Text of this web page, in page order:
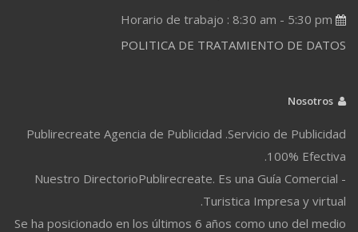
POLITICA DE TRATAMIENTO DE DATOS
Publirecreate Agencia de Publicidad .Servicio de Publicidad
100% Efectiva.
Nuestro DirectorioPublirecreate. Es una Guía Comercial -
Turistica Impresa y virtual.
Se ha posicionado en los últimos 6 años como uno del medio